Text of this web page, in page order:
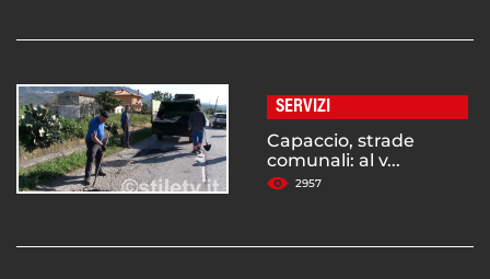
SERVIZI
Capaccio, strade
comunali: al v...
2957